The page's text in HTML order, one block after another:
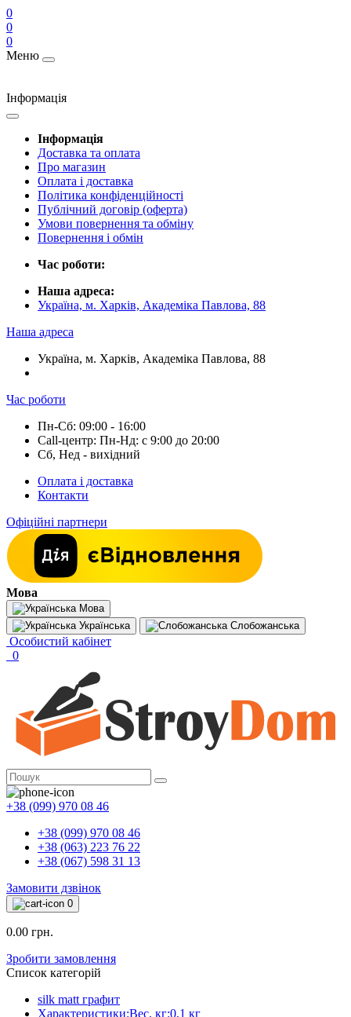
0
0
0
Меню
Інформація
Інформація
Доставка та оплата
Про магазин
Оплата і доставка
Політика конфіденційності
Публічний договір (оферта)
Умови повернення та обміну
Повернення і обмін
Час роботи:
Наша адреса:
Україна, м. Харків, Академіка Павлова, 88
Наша адреса
Україна, м. Харків, Академіка Павлова, 88
Час роботи
Пн-Сб: 09:00 - 16:00
Call-центр: Пн-Нд: с 9:00 до 20:00
Сб, Нед - вихідний
Оплата і доставка
Контакти
Офіційні партнери
Мова
Мова
Українська
Слобожанська
Особистий кабінет
0
+38 (099) 970 08 46
+38 (099) 970 08 46
+38 (063) 223 76 22
+38 (067) 598 31 13
Замовити дзвінок
0
0.00 грн.
Зробити замовлення
Список категорій
silk matt графит
Характеристики:Вес, кг:0,1 кг